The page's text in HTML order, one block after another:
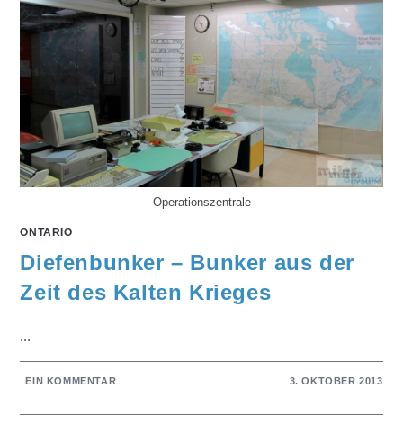
Operationszentrale
ONTARIO
Diefenbunker – Bunker aus der
Zeit des Kalten Krieges
...
EIN KOMMENTAR 3. OKTOBER 2013